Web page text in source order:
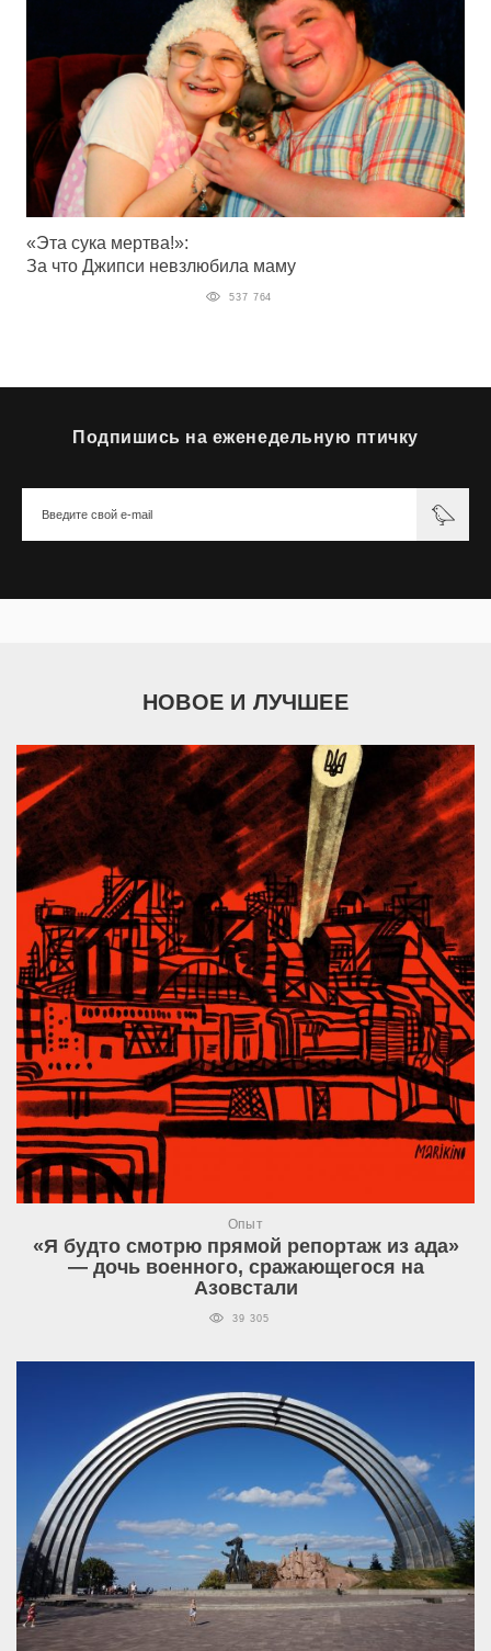
«Эта сука мертва!»:
За что Джипси невзлюбила маму
537 764
Подпишись на еженедельную птичку
НОВОЕ И ЛУЧШЕЕ
Опыт
«Я будто смотрю прямой репортаж из ада»
— дочь военного, сражающегося на
Азовстали
39 305